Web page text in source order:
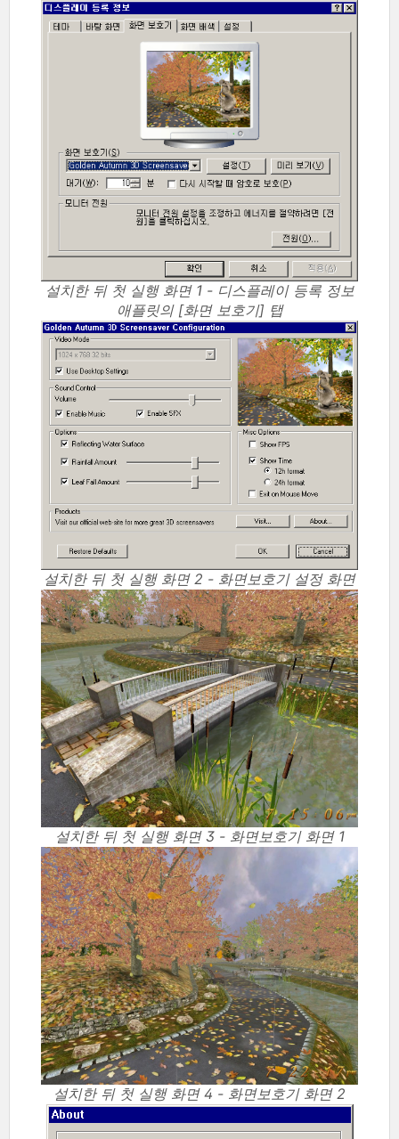
설치한 뒤 첫 실행 화면 1 - 디스플레이 등록 정보
애플릿의 [화면 보호기] 탭
설치한 뒤 첫 실행 화면 2 - 화면보호기 설정 화면
설치한 뒤 첫 실행 화면 3 - 화면보호기 화면 1
설치한 뒤 첫 실행 화면 4 - 화면보호기 화면 2